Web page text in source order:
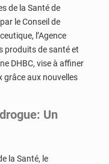
de la Santé de
le Conseil de
l’Agence
produits de santé et
DHBC, vise à affiner
grâce aux nouvelles
Un
la Santé, le